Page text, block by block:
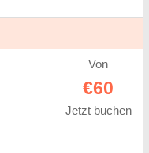
Von
€60
Jetzt buchen